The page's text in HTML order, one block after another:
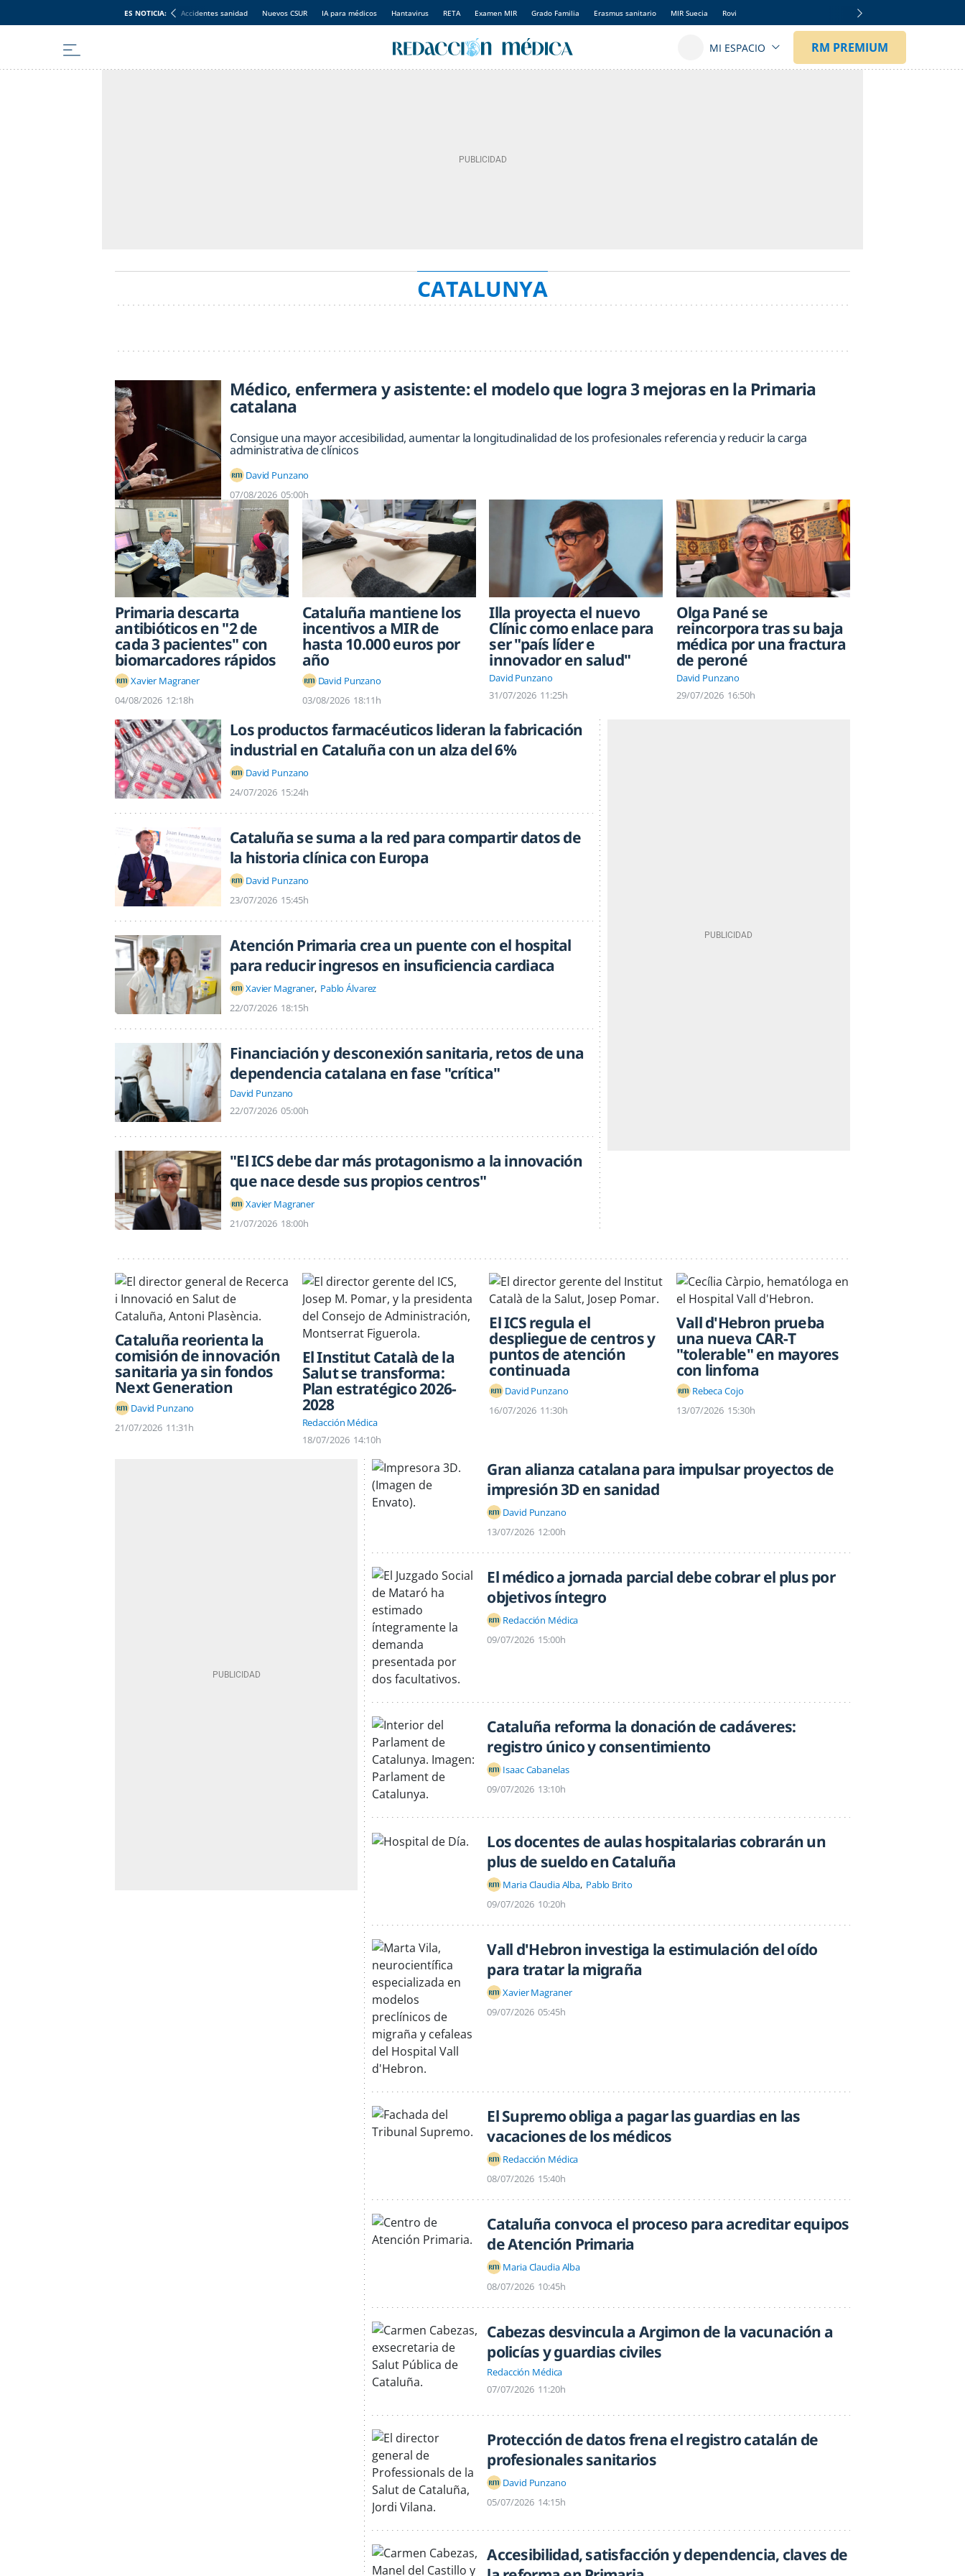
ES NOTICIA: Accidentes sanidad Nuevos CSUR IA para médicos Hantavirus RETA Examen MIR Grado Familia Erasmus sanitario MIR Suecia Rovi
CATALUNYA
Médico, enfermera y asistente: el modelo que logra 3 mejoras en la Primaria
catalana
Consigue una mayor accesibilidad, aumentar la longitudinalidad de los profesionales referencia y reducir la carga
administrativa de clínicos
David Punzano
07/08/2026 05:00h
Primaria descarta
antibióticos en "2 de
cada 3 pacientes" con
biomarcadores rápidos
Xavier Magraner
04/08/2026 12:18h
Cataluña mantiene los
incentivos a MIR de
hasta 10.000 euros por
año
David Punzano
03/08/2026 18:11h
Illa proyecta el nuevo
Clínic como enlace para
ser "país líder e
innovador en salud"
David Punzano
31/07/2026 11:25h
Olga Pané se
reincorpora tras su baja
médica por una fractura
de peroné
David Punzano
29/07/2026 16:50h
Los productos farmacéuticos lideran la fabricación
industrial en Cataluña con un alza del 6%
David Punzano
24/07/2026 15:24h
Cataluña se suma a la red para compartir datos de
la historia clínica con Europa
David Punzano
23/07/2026 15:45h
Atención Primaria crea un puente con el hospital
para reducir ingresos en insuficiencia cardiaca
Xavier Magraner Pablo Álvarez
22/07/2026 18:15h
Financiación y desconexión sanitaria, retos de una
dependencia catalana en fase "crítica"
David Punzano
22/07/2026 05:00h
"El ICS debe dar más protagonismo a la innovación
que nace desde sus propios centros"
Xavier Magraner
21/07/2026 18:00h
Cataluña reorienta la
comisión de innovación
sanitaria ya sin fondos
Next Generation
David Punzano
21/07/2026 11:31h
El Institut Català de la
Salut se transforma:
Plan estratégico 2026-
2028
Redacción Médica
18/07/2026 14:10h
El ICS regula el
despliegue de centros y
puntos de atención
continuada
David Punzano
16/07/2026 11:30h
Vall d'Hebron prueba
una nueva CAR-T
"tolerable" en mayores
con linfoma
Rebeca Cojo
13/07/2026 15:30h
Gran alianza catalana para impulsar proyectos de
impresión 3D en sanidad
David Punzano
13/07/2026 12:00h
El médico a jornada parcial debe cobrar el plus por
objetivos íntegro
Redacción Médica
09/07/2026 15:00h
Cataluña reforma la donación de cadáveres:
registro único y consentimiento
Isaac Cabanelas
09/07/2026 13:10h
Los docentes de aulas hospitalarias cobrarán un
plus de sueldo en Cataluña
Maria Claudia Alba Pablo Brito
09/07/2026 10:20h
Vall d'Hebron investiga la estimulación del oído
para tratar la migraña
Xavier Magraner
09/07/2026 05:45h
El Supremo obliga a pagar las guardias en las
vacaciones de los médicos
Redacción Médica
08/07/2026 15:40h
Cataluña convoca el proceso para acreditar equipos
de Atención Primaria
Maria Claudia Alba
08/07/2026 10:45h
Cabezas desvincula a Argimon de la vacunación a
policías y guardias civiles
Redacción Médica
07/07/2026 11:20h
Protección de datos frena el registro catalán de
profesionales sanitarios
David Punzano
05/07/2026 14:15h
Accesibilidad, satisfacción y dependencia, claves de